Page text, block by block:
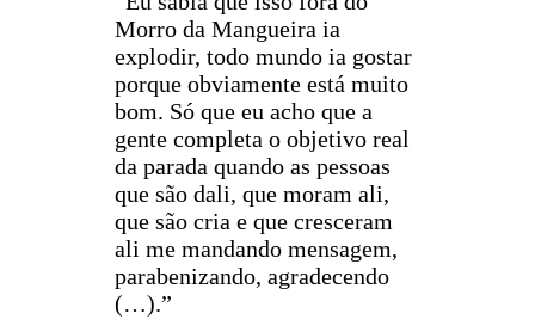
Morro da Mangueira ia
explodir, todo mundo ia gostar
porque obviamente está muito
bom. Só que eu acho que a
gente completa o objetivo real
da parada quando as pessoas
que são dali, que moram ali,
que são cria e que cresceram
ali me mandando mensagem,
parabenizando, agradecendo
(…).”